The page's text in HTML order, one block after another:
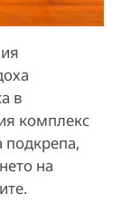
в
комплекс
подкрепа,
на